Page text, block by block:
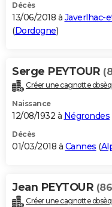
Décès
13/06/2018 à Javerlhac-
(Dordogne)
Serge PEYTOUR
Créer une cagnotte
Naissance
12/08/1932 à Négrondes
Décès
01/03/2018 à Cannes (
Jean PEYTOUR
Créer une cagnotte